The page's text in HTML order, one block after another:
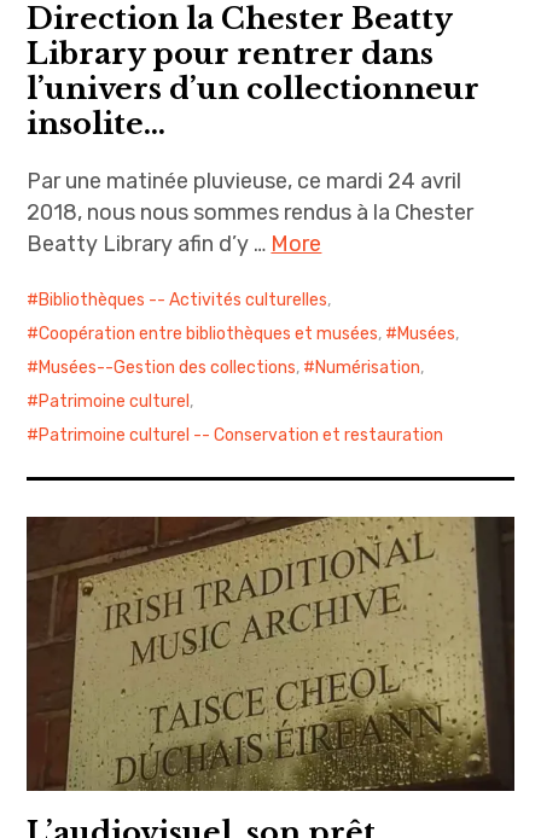
Direction la Chester Beatty
Library pour rentrer dans
l’univers d’un collectionneur
insolite…
Par une matinée pluvieuse, ce mardi 24 avril
2018, nous nous sommes rendus à la Chester
Beatty Library afin d’y … More
Bibliothèques -- Activités culturelles,
Coopération entre bibliothèques et musées, Musées,
Musées--Gestion des collections, Numérisation,
Patrimoine culturel ,
Patrimoine culturel -- Conservation et restauration